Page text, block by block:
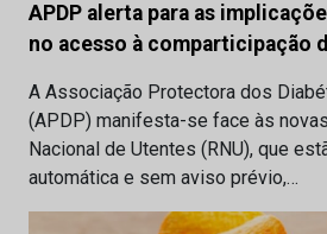
APDP alerta para as
no acesso à comparticipação
A Associação Protectora dos
(APDP) manifesta-se face às
Nacional de Utentes (RNU), que
automática e sem aviso prévio,…